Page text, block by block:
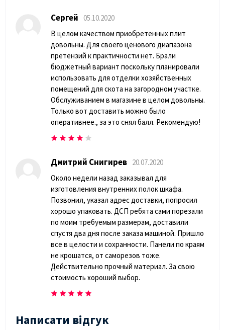
Сергей
05.10.2020
В целом качеством приобретенных плит
довольны. Для своего ценового диапазона
претензий к практичности нет. Брали
бюджетный вариант поскольку планировали
использовать для отделки хозяйственных
помещений для скота на загородном участке.
Обслуживанием в магазине в целом довольны.
Только вот доставить можно было
оперативнее., за это снял балл. Рекомендую!
Дмитрий Снигирев 20.07.2020
Около недели назад заказывал для
изготовления внутренних полок шкафа.
Позвонил, указал адрес доставки, попросил
хорошо упаковать. ДСП ребята сами порезали
по моим требуемым размерам, доставили
спустя два дня после заказа машиной. Пришло
все в целости и сохранности. Панели по краям
не крошатся, от саморезов тоже.
Действительно прочный материал. За свою
стоимость хороший выбор.
Написати відгук